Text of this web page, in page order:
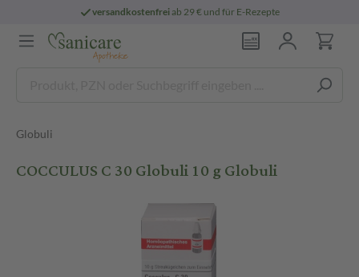
versandkostenfreiab 29 € und für E-Rezepte
Globuli
COCCULUS C 30 Globuli 10 g Globuli